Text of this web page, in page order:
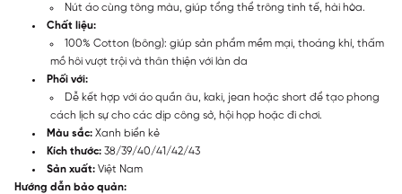
Nút áo cùng tông màu, giúp tổng thể trông tinh tế, hài hòa.
Chất liệu:
100% Cotton (bông): giúp sản phẩm mềm mại, thoáng khí, thấm
mồ hôi vượt trội và thân thiện với làn da
Phối với:
Dễ kết hợp với áo quần âu, kaki, jean hoặc short để tạo phong
cách lịch sự cho các dịp công sở, hội họp hoặc đi chơi.
Màu sắc: Xanh biển kẻ
Kích thước: 38/39/40/41/42/43
Sản xuất: Việt Nam
Hướng dẫn bảo quản: